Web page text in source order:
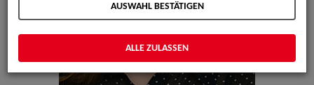
AUSWAHL BESTÄTIGEN
ALLE ZULASSEN